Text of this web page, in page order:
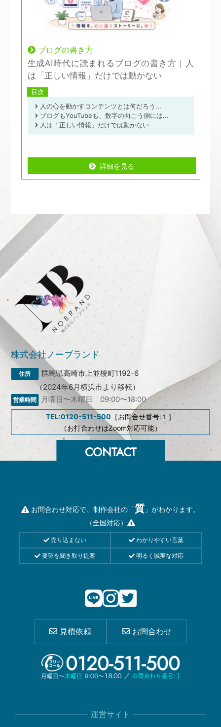
ブログの書き方
生成AI時代に読まれるブログの書き方｜人
は「正しい情報」だけでは動かない
目次
人の心を動かすコンテンツとは何だろう...
ブログもYouTubeも、数字の向こう側には...
人は「正しい情報」だけでは動かない
詳細を見る
株式会社ノーブランド
群馬県高崎市上並榎町1192-6
（2024年6月横浜市より移転）
月曜日〜木曜日 09:00〜18:00
TEL:0120-511-500 ［お問合せ番号:１］
（お打合わせはZoom対応可能）
お問合わせ対応で、制作会社の「質 」がわかります。
（全国対応）
売り込まない わかりやすい言葉
要望を聞き取り提案 明るく誠実な対応
見積依頼 お問合わせ
運営サイト